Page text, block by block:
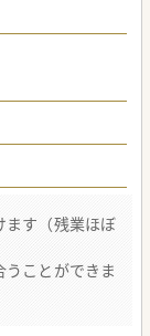
す（残業ほぼ
ことができま